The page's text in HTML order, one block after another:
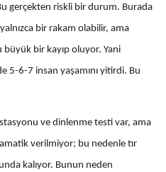
gerçekten riskli bir durum. Burada
bir rakam olabilir, ama
bir kayıp oluyor. Yani
5-6-7 insan yaşamını yitirdi. Bu
ve dinlenme testi var, ama
verilmiyor; bu nedenle tır
kalıyor. Bunun neden